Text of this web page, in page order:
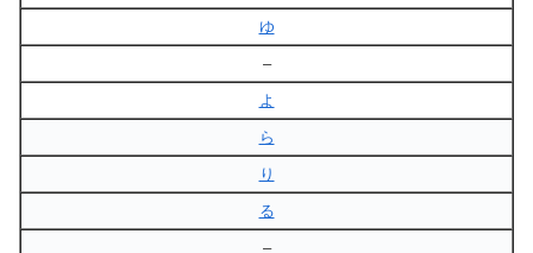
ゆ
–
よ
ら
り
る
–